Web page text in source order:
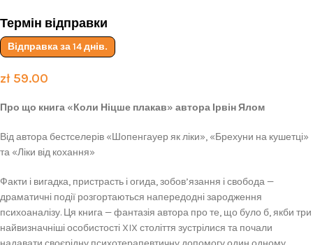
Термін відправки
Відправка за 14 днів.
zł59.00
Про що книга «Коли Ніцше плакав» автора Ірвін Ялом
Від автора бестселерів «Шопенгауер як ліки», «Брехуни на кушетці»
та «Ліки від кохання»
Факти і вигадка, пристрасть і огида, зобов’язання і свобода —
драматичні події розгортаються напередодні зародження
психоаналізу. Ця книга — фантазія автора про те, що було б, якби три
найвизначніші особистості XIX століття зустрілися та почали